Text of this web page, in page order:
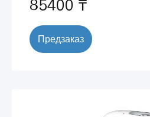
85400 ₸
Предзаказ